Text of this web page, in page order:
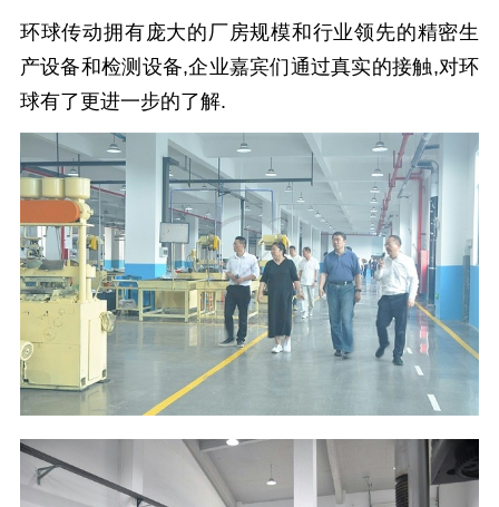
环球传动拥有庞大的厂房规模和行业领先的精密生
产设备和检测设备,企业嘉宾们通过真实的接触,对环
球有了更进一步的了解.